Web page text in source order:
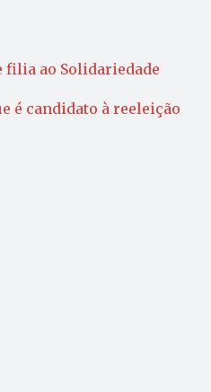
filia ao Solidariedade
é candidato à reeleição